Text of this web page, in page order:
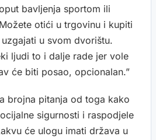
bavljenja sportom ili
otići u trgovinu i kupiti
u svom dvorištu.
ljudi to i dalje rade jer vole
će biti posao, opcionalan.”
brojna pitanja od toga kako
sigurnosti i raspodjele
će ulogu imati država u